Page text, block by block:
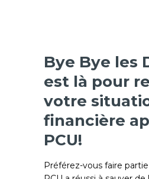
Bye Bye les
est là pour
votre
financière
PCU!
Préférez-vous faire